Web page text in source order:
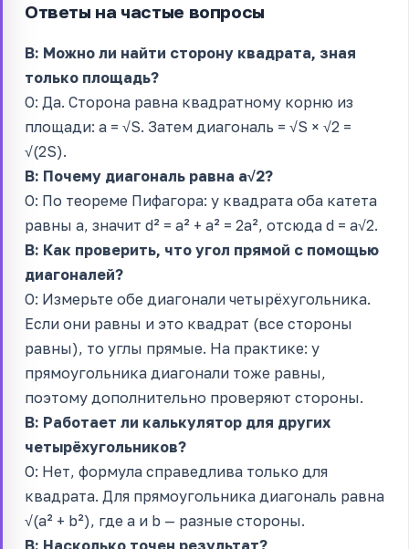
Ответы на частые вопросы
В: Можно ли найти сторону квадрата, зная
только площадь?
О: Да. Сторона равна квадратному корню из
площади: a = √S. Затем диагональ = √S × √2 =
√(2S).
В: Почему диагональ равна a√2?
О: По теореме Пифагора: у квадрата оба катета
равны a, значит d² = a² + a² = 2a², отсюда d = a√2.
В: Как проверить, что угол прямой с помощью
диагоналей?
О: Измерьте обе диагонали четырёхугольника.
Если они равны и это квадрат (все стороны
равны), то углы прямые. На практике: у
прямоугольника диагонали тоже равны,
поэтому дополнительно проверяют стороны.
В: Работает ли калькулятор для других
четырёхугольников?
О: Нет, формула справедлива только для
квадрата. Для прямоугольника диагональ равна
√(a² + b²), где a и b — разные стороны.
В: Насколько точен результат?